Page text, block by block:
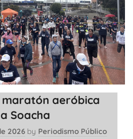
aeróbica
Soacha
2026 by Periodismo Público